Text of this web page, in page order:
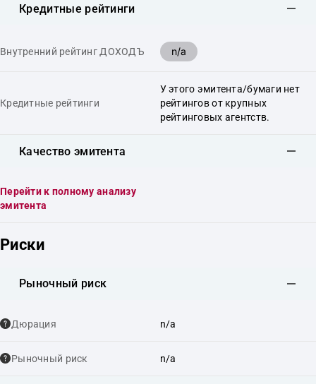
Кредитные рейтинги
Внутренний рейтинг ДОХОДЪ n/a
Кредитные рейтинги
У этого эмитента/бумаги нет
рейтингов от крупных
рейтинговых агентств.
Качество эмитента
Перейти к полному анализу
эмитента
Риски
Рыночный риск
Дюрация n/a
Рыночный риск n/a